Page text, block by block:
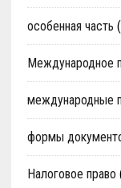
особенная часть
Международное
международные
формы
Налоговое право